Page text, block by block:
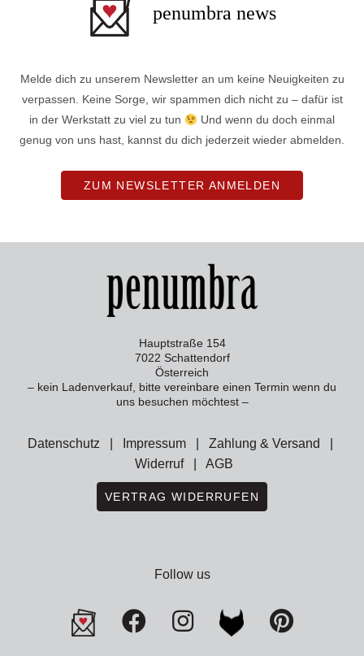
penumbra news
Melde dich zu unserem Newsletter an um keine Neuigkeiten zu
verpassen. Keine Sorge, wir spammen dich nicht zu – dafür ist
in der Werkstatt zu viel zu tun
Und wenn du doch einmal
genug von uns hast, kannst du dich jederzeit wieder abmelden.
ZUM NEWSLETTER ANMELDEN
Hauptstraße 154
7022 Schattendorf
Österreich
– kein Ladenverkauf, bitte vereinbare einen Termin wenn du
uns besuchen möchtest –
Datenschutz Impressum Zahlung & Versand
Widerruf| AGB
VERTRAG WIDERRUFEN
Follow us